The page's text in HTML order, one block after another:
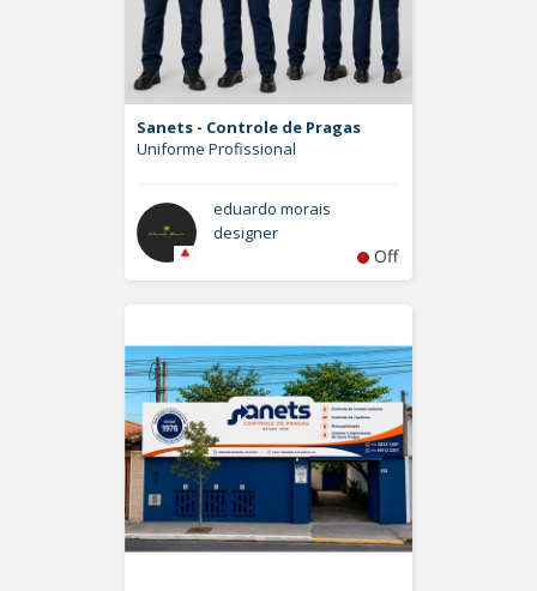
Sanets - Controle de Pragas
Uniforme Profissional
eduardo morais
designer
Off